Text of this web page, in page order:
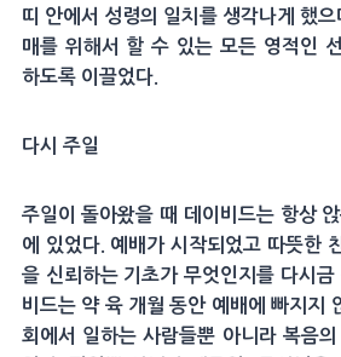
띠 안에서 성령의 일치를 생각나게 했
매를 위해서 할 수 있는 모든 영적인
하도록 이끌었다.
다시 주일
주일이 돌아왔을 때 데이비드는 항상
에 있었다. 예배가 시작되었고 따뜻한
을 신뢰하는 기초가 무엇인지를 다시금
비드는 약 육 개월 동안 예배에 빠지지
회에서 일하는 사람들뿐 아니라 복음